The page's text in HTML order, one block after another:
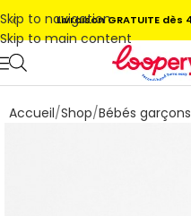
Skip to navigation
Skip to main content
Accueil Shop Bébés garçons